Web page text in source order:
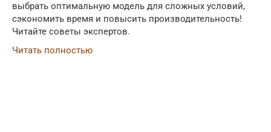
выбрать оптимальную модель для сложных условий,
сэкономить время и повысить производительность!
Читайте советы экспертов.
Читать полностью